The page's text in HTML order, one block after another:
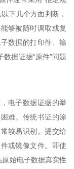
下几个方面判断，
够被随时调取或复
数据的打印件、输
据证据“原件”问题
电子数据证据的举
难。传统书证的涂
较易识别。提交给
或镜像文件。即使
原始电子数据真实性